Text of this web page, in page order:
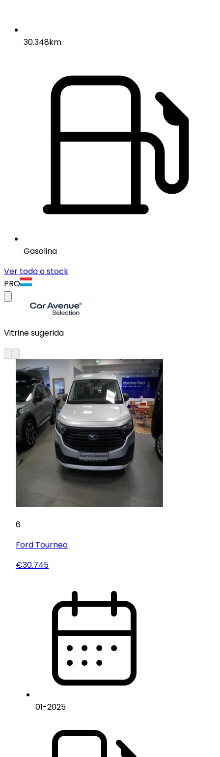
30.348km
Gasolina
Ver todo o stock
PRO
Vitrine sugerida
6
Ford Tourneo
€30.745
01-2025